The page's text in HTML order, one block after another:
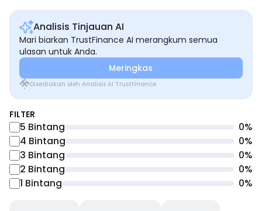
Analisis Tinjauan AI
Mari biarkan TrustFinance AI merangkum semua
ulasan untuk Anda.
Meringkas
Disediakan oleh Analisis AI TrustFinance
FILTER
5 Bintang 0%
4 Bintang 0%
3 Bintang 0%
2 Bintang 0%
1 Bintang 0%